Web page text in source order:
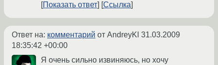
Показать ответ
Ссылка
Ответ на: комментарий от AndreyKl 31.03.2009
18:35:42 +00:00
Я очень сильно извиняюсь, но хочу